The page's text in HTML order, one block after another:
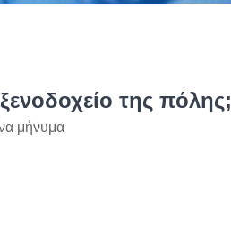
της πόλης;
μήνυμα